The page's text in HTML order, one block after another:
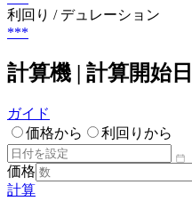
利回り / デュレーション
***
計算機 | 計算開始日
ガイド
価格から
利回りから
価格
計算